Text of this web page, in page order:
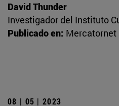
David Thunder
Investigador del Instituto
Publicado en: Mercatornet
08 | 05 | 2023